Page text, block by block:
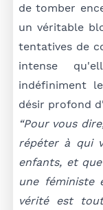
de tomber
un véritable
tentatives de
intense
indéfiniment
désir profond
“Pour vous
répéter à qui
enfants, et
une féministe
vérité est